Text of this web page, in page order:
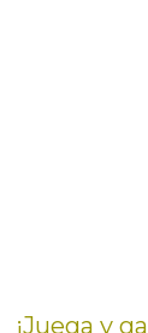
¡Juega y